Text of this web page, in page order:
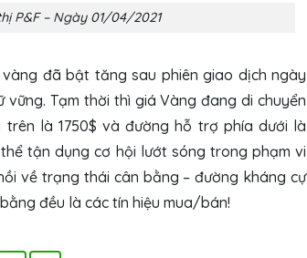
P&F – Ngày 01/04/2021
đã bật tăng sau phiên giao dịch ngày
Tạm thời thì giá Vàng đang di chuyển
là 1750$ và đường hỗ trợ phía dưới là
tận dụng cơ hội lướt sóng trong phạm vi
về trạng thái cân bằng – đường kháng cự
đều là các tín hiệu mua/bán!